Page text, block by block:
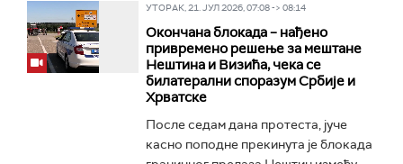
УТОРАК, 21. ЈУЛ 2026, 07:08 -> 08:14
Окончана блокада – нађено
привремено решење за мештане
Нештина и Визића, чека се
билатерални споразум Србије и
Хрватске
После седам дана протеста, јуче
касно поподне прекинута је блокада